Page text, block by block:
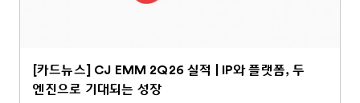
[카드뉴스] CJ EMM 2Q26 실적 | IP와 플랫폼, 두
엔진으로 기대되는 성장